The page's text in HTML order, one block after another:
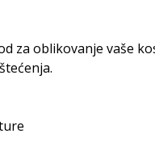
za oblikovanje vaše